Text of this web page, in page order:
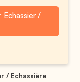
Echassier /
/ Echassière